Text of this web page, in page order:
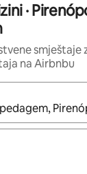
·
smještaje
na Airbnbu
rezultati, moći